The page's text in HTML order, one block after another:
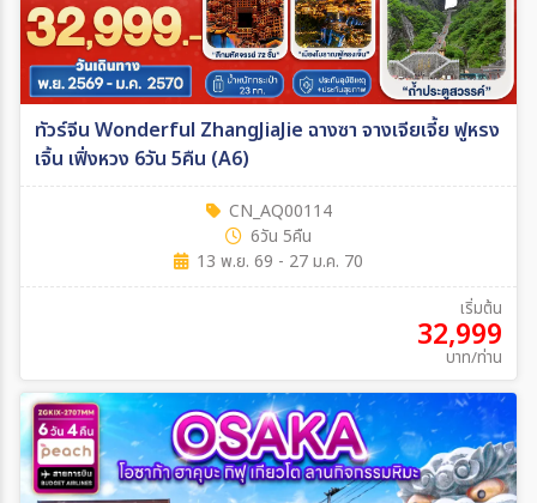
ทัวร์จีน Wonderful ZhangJiaJie ฉางซา จางเจียเจี้ย ฟูหรง
เจิ้น เฟิ่งหวง 6วัน 5คืน (A6)
CN_AQ00114
6วัน 5คืน
13 พ.ย. 69 - 27 ม.ค. 70
เริ่มต้น
32,999
บาท/ท่าน